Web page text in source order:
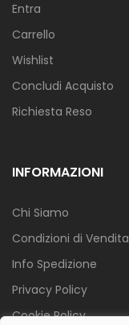
Entra
Carrello
Wishlist
Concludi Acquisto
Richiesta Reso
INFORMAZIONI
Chi Siamo
Condizioni di Vendita
Info Spedizione
Privacy Policy
Cookie Policy